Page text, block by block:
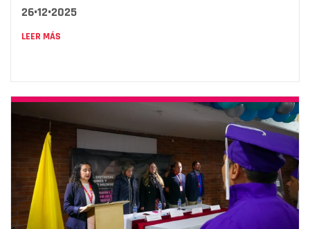
26•12•2025
LEER MÁS